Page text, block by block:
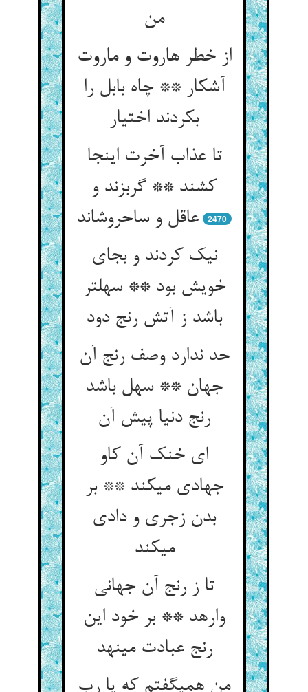
من‏
از خطر هاروت و ماروت
آشکار ** چاه بابل را
بکردند اختیار
تا عذاب آخرت اینجا
کشند ** گربزند و
عاقل و ساحروش‏اند
2470
نیک کردند و بجای
خویش بود ** سهلتر
باشد ز آتش رنج دود
حد ندارد وصف رنج آن
جهان ** سهل باشد
رنج دنیا پیش آن‏
ای خنک آن کاو
جهادی می‏کند ** بر
بدن زجری و دادی
می‏کند
تا ز رنج آن جهانی
وارهد ** بر خود این
رنج عبادت می‏نهد
من همی‏گفتم که یا رب